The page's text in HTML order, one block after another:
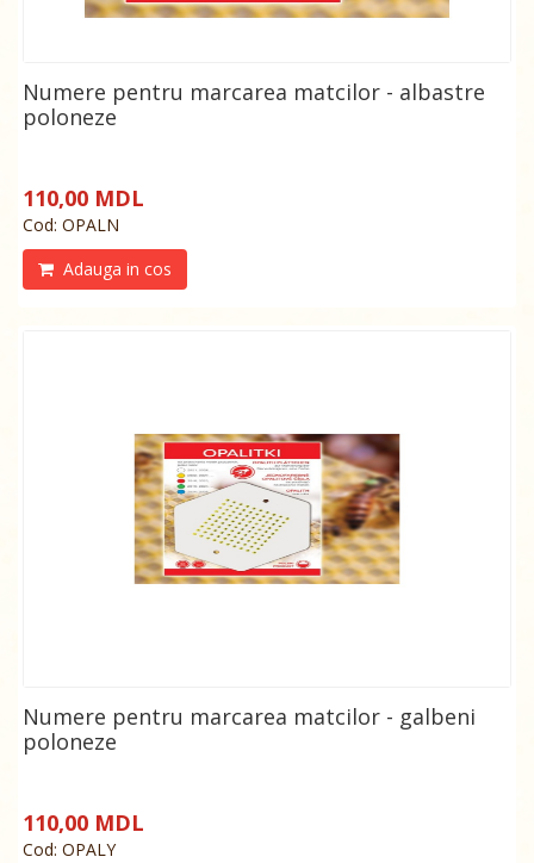
Numere pentru marcarea matcilor - albastre
poloneze
110,00 MDL
Cod: OPALN
Adauga in cos
Numere pentru marcarea matcilor - galbeni
poloneze
110,00 MDL
Cod: OPALY